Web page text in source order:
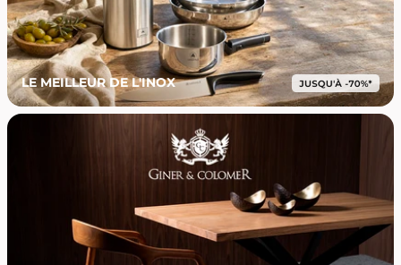
LE MEILLEUR DE L'INOX